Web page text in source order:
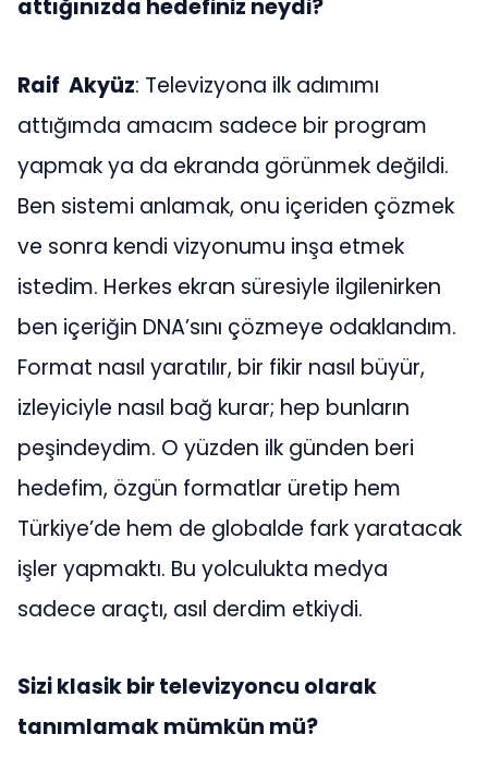
attığınızda hedefiniz neydi?
Raif Akyüz: Televizyona ilk adımımı
attığımda amacım sadece bir program
yapmak ya da ekranda görünmek değildi.
Ben sistemi anlamak, onu içeriden çözmek
ve sonra kendi vizyonumu inşa etmek
istedim. Herkes ekran süresiyle ilgilenirken
ben içeriğin DNA’sını çözmeye odaklandım.
Format nasıl yaratılır, bir fikir nasıl büyür,
izleyiciyle nasıl bağ kurar; hep bunların
peşindeydim. O yüzden ilk günden beri
hedefim, özgün formatlar üretip hem
Türkiye’de hem de globalde fark yaratacak
işler yapmaktı. Bu yolculukta medya
sadece araçtı, asıl derdim etkiydi.
Sizi klasik bir televizyoncu olarak
tanımlamak mümkün mü?